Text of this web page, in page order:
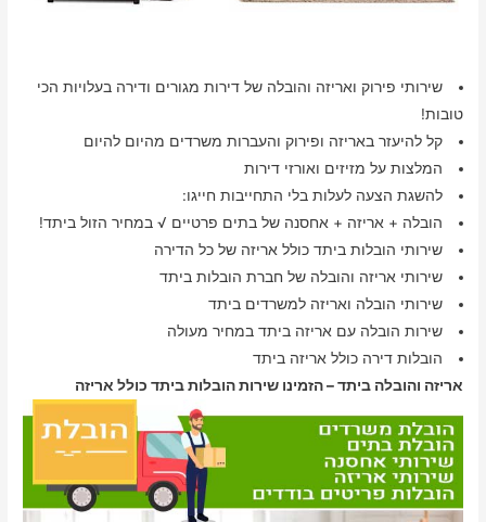
שירותי פירוק ואריזה והובלה של דירות מגורים ודירה בעלויות הכי
טובות!
קל להיעזר באריזה ופירוק והעברות משרדים מהיום להיום
המלצות על מזיזים ואורזי דירות
להשגת הצעה לעלות בלי התחייבות חייגו:
הובלה + אריזה + אחסנה של בתים פרטיים √ במחיר הזול ביתד!
שירותי הובלות ביתד כולל אריזה של כל הדירה
שירותי אריזה והובלה של חברת הובלות ביתד
שירותי הובלה ואריזה למשרדים ביתד
שירות הובלה עם אריזה ביתד במחיר מעולה
הובלות דירה כולל אריזה ביתד
אריזה והובלה ביתד – הזמינו שירות הובלות ביתד כולל אריזה